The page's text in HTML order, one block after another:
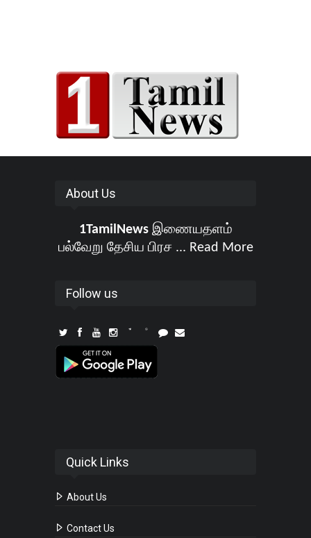
About Us
1TamilNewsஇணையதளம்
பல்வேறு தேசிய பிரச ... Read More
Follow us
Quick Links
About Us
Contact Us